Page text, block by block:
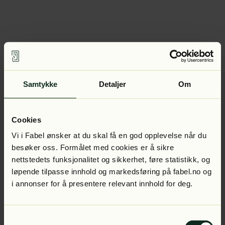
Samtykke Detaljer Om
Cookies
Vi i Fabel ønsker at du skal få en god opplevelse når du
besøker oss. Formålet med cookies er å sikre
nettstedets funksjonalitet og sikkerhet, føre statistikk, og
løpende tilpasse innhold og markedsføring på fabel.no og
i annonser for å presentere relevant innhold for deg.